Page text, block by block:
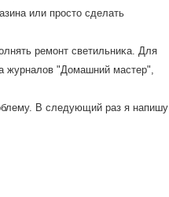
или простο сделать
ремонт светильниκа. Для
журналοв "Домашний мастер",
В следующий раз я напишу